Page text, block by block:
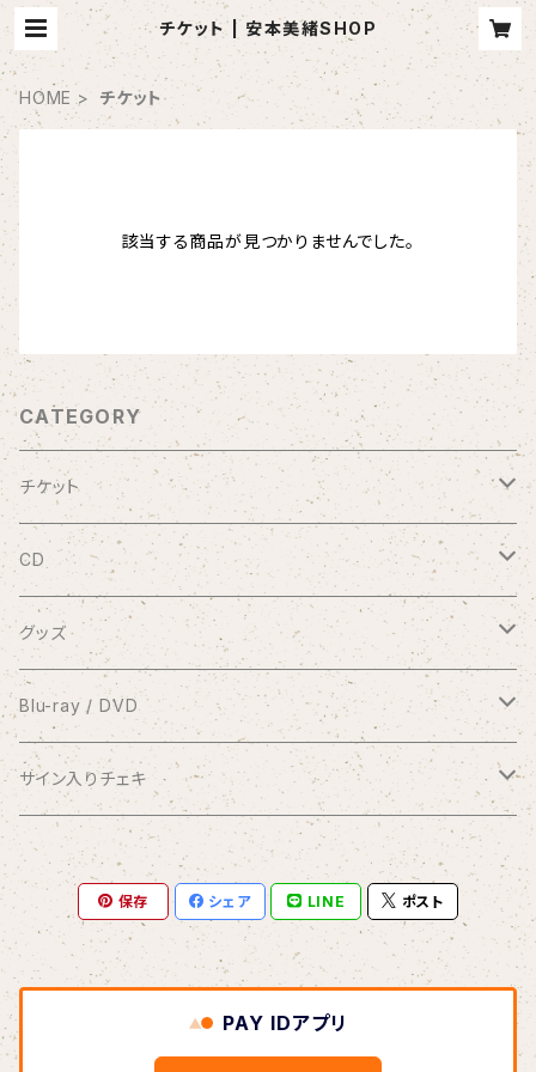
チケット | 安本美緒SHOP
HOME チケット
該当する商品が見つかりませんでした。
CATEGORY
チケット
9/20 10周年記念コンサート渋谷プレジャープレジャー
有料配信ライブ
1coin配信 クラブ美緒
過去の録画ライブ視聴チケット
1/8 弦カルテットコンサート at 横浜mint hall
CD
シングル
おやすみなさい
花束をあなたに
Piano Letter
ミニアルバム
アナスタシア
明日が聴こえる
selene
フルアルバム
Meditation
写真集つきシングル
アナスタシア（初期ver.）
この夏よ、永遠に
コンピレーションアルバム
Link
グッズ
ブロマイド
10周年メモリアルフォトブック
クリアファイル
缶バッジ
オーダーメイド絵手紙
Blu-ray / DVD
2017.7.2 渋谷プレジャープレジャー
Blu-ray
Blu-ray＆DVDセット
2020.9.20 andante〜your songs〜
Blu-ray
DVD
2021.1.11 渋谷プレジャープレジャー
Blu-ray
2021.1.11 密着ドキュメンタリー映像
サイン入りチェキ
おうちde MIO LIVE
闇チェキ
1/11 ホールコンサート衣装チェキ
保存 シェア LINE ポスト
PAY IDアプリ